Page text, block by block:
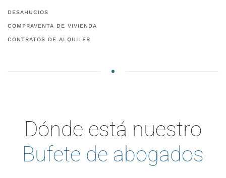
DESAHUCIOS
COMPRAVENTA DE VIVIENDA
CONTRATOS DE ALQUILER
Dónde está nuestro
Bufete de abogados